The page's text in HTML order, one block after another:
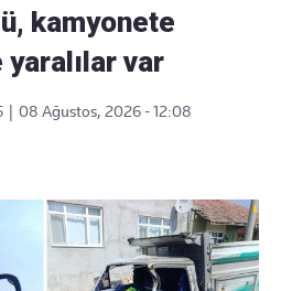
kamyonete
yaralılar var
08 Ağustos, 2026 - 12:08